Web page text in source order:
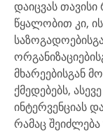
დაიცვას თავისი
წყალობით კი,
მხარეებისგან
ქმედებებს,
ინტერვენციას
რამაც